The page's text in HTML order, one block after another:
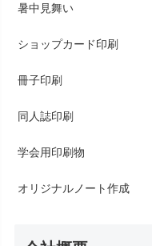
暑中見舞い
ショップカード印刷
冊子印刷
同人誌印刷
学会用印刷物
オリジナルノート作成